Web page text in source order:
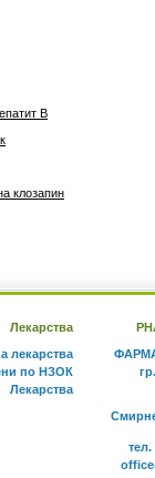
B
клозапин
Лекарства
лекарства
по НЗОК
Лекарства
тел.